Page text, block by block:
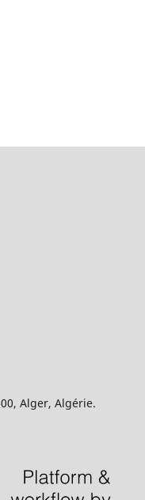
Alger, Algérie.